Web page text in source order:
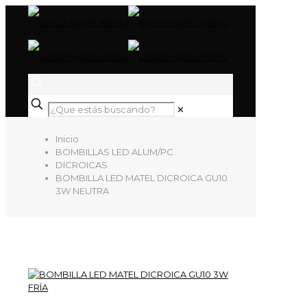
✕
Inicio
BOMBILLAS LED ALUM/PC
DICROICAS
BOMBILLA LED MATEL DICROICA GU10
3W NEUTRA